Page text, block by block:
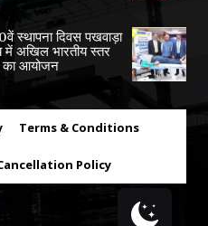
स्थापना दिवस पखवाड़ा
में अखिल भारतीय स्तर
का आयोजन
Terms & Conditions
Policy